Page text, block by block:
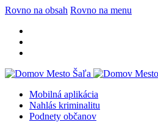
Rovno na obsah Rovno na menu
Mobilná aplikácia
Nahlás kriminalitu
Podnety občanov